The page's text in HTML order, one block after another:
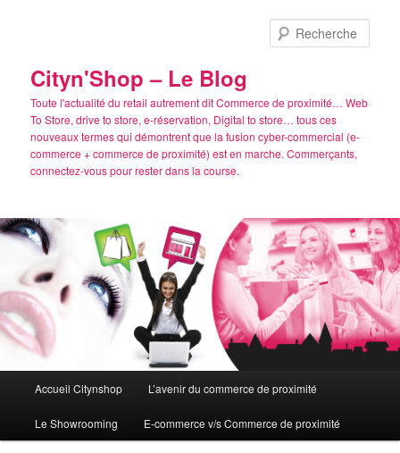
Cityn'Shop – Le Blog
Toute l'actualité du retail autrement dit Commerce de proximité… Web
To Store, drive to store, e-réservation, Digital to store… tous ces
nouveaux termes qui démontrent que la fusion cyber-commercial (e-
commerce + commerce de proximité) est en marche. Commerçants,
connectez-vous pour rester dans la course.
principal
Accueil Citynshop L’avenir du commerce de proximité
Le Showrooming E-commerce v/s Commerce de proximité